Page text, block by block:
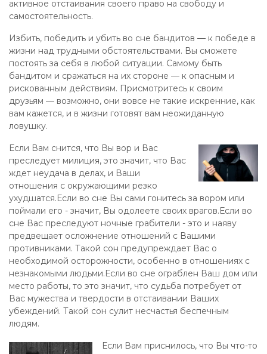
активное отстаивания своего право на свободу и
самостоятельность.
Избить, победить и убить во сне бандитов — к победе в
жизни над трудными обстоятельствами. Вы сможете
постоять за себя в любой ситуации. Самому быть
бандитом и сражаться на их стороне — к опасным и
рискованным действиям. Присмотритесь к своим
друзьям — возможно, они вовсе не такие искренние, как
вам кажется, и в жизни готовят вам неожиданную
ловушку.
Если Вам снится, что Вы вор и Вас
преследует милиция, это значит, что Вас
ждет неудача в делах, и Ваши
отношения с окружающими резко
ухудшатся.Если во сне Вы сами гонитесь за вором или
поймали его - значит, Вы одолеете своих врагов.Если во
сне Вас преследуют ночные грабители - это и наяву
предвещает осложнение отношений с Вашими
противниками. Такой сон предупреждает Вас о
необходимой осторожности, особенно в отношениях с
незнакомыми людьми.Если во сне ограблен Ваш дом или
место работы, то это значит, что судьба потребует от
Вас мужества и твердости в отстаивании Ваших
убеждений. Такой сон сулит несчастья беспечным
людям.
Если Вам приснилось, что Вы что-то